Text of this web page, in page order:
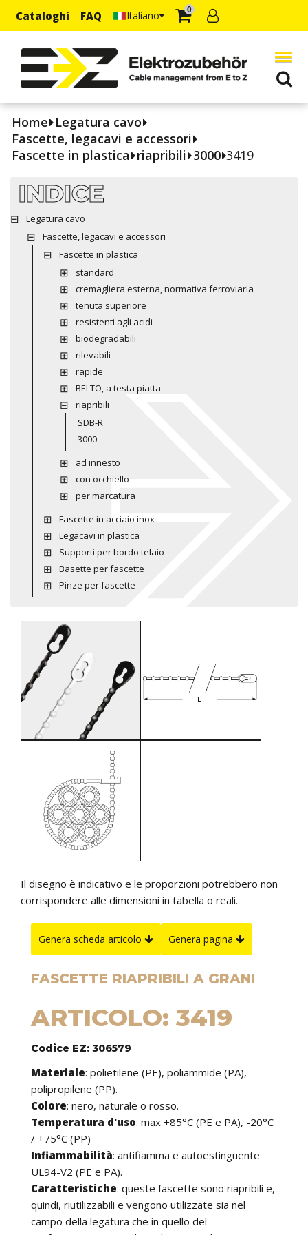
Cataloghi FAQ Italiano 0
Home Legatura cavo
Fascette, legacavi e accessori
Fascette in plastica riapribili 3000 3419
INDICE
Legatura cavo
Fascette, legacavi e accessori
Fascette in plastica
standard
cremagliera esterna, normativa ferroviaria
tenuta superiore
resistenti agli acidi
biodegradabili
rilevabili
rapide
BELTO, a testa piatta
riapribili
SDB-R
3000
ad innesto
con occhiello
per marcatura
Fascette in acciaio inox
Legacavi in plastica
Supporti per bordo telaio
Basette per fascette
Pinze per fascette
Il disegno è indicativo e le proporzioni potrebbero non
corrispondere alle dimensioni in tabella o reali.
Genera scheda articolo Genera pagina
FASCETTE RIAPRIBILI A GRANI
ARTICOLO: 3419
Codice EZ: 306579
Materiale: polietilene (PE), poliammide (PA),
polipropilene (PP).
Colore: nero, naturale o rosso.
Temperatura d'uso: max +85°C (PE e PA), -20°C
/ +75°C (PP)
Infiammabilità: antifiamma e autoestinguente
UL94-V2 (PE e PA).
Caratteristiche: queste fascette sono riapribili e,
quindi, riutilizzabili e vengono utilizzate sia nel
campo della legatura che in quello del